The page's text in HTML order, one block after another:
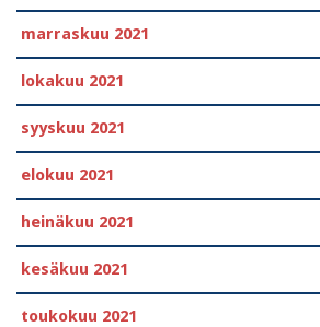
marraskuu 2021
lokakuu 2021
syyskuu 2021
elokuu 2021
heinäkuu 2021
kesäkuu 2021
toukokuu 2021